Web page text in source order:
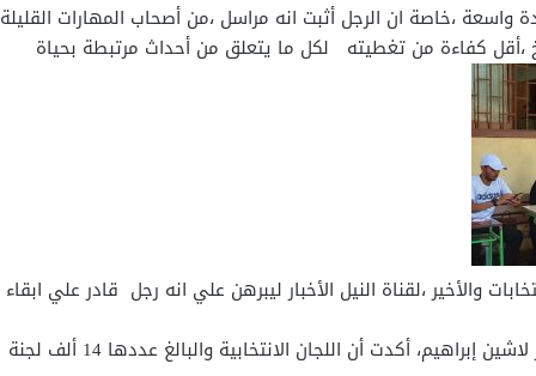
،خاصة ان الرجل أثبت انه مراسل ،من أصحاب المهارات القليلة
كفاءة من تغطيته لكل ما يتعلق من أحداث مرتبطة بحياة
والأخير ،لقناة النيل الأخبار ليبرهن علي انه رجل قادر علي ابقاء
كانت الهيئة الوطنية للانتخابات، برئاسة المستشار لاشين إبراهيم، أكدت أن اللجان الانتخابية والبالغ عددها 14 ألف لجنة